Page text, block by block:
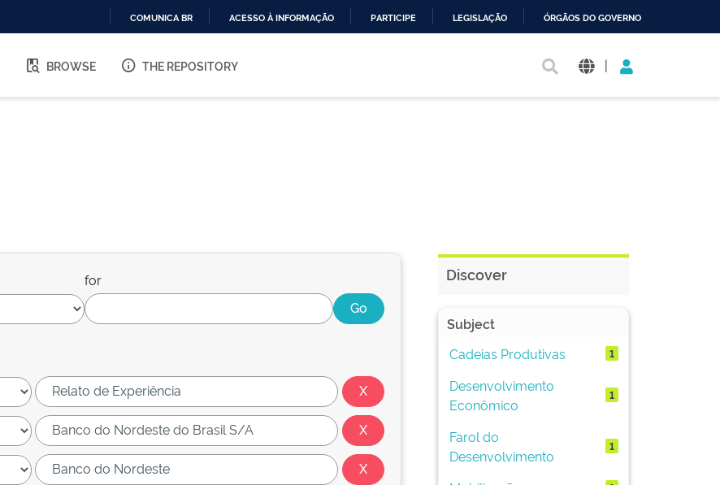
O
COMUNICA BR ACESSO À INFORMAÇÃO PARTICIPE LEGISLAÇÃO ÓRGÃOS DO GOVERNO
BROWSE THE REPOSITORY |
for Discover
Subject
Cadeias Produtivas
1
Desenvolvimento
Econômico
1
Farol do
Desenvolvimento
1